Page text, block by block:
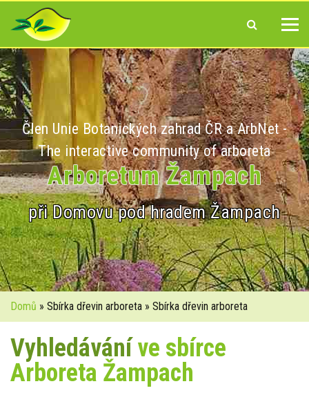
Člen Unie Botanických zahrad ČR a ArbNet -
The interactive community of arboreta
Arboretum Žampach
při Domovu pod hradem Žampach
Domů » Sbírka dřevin arboreta » Sbírka dřevin arboreta
Vyhledáváníve sbírce
Arboreta Žampach